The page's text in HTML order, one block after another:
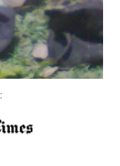
: